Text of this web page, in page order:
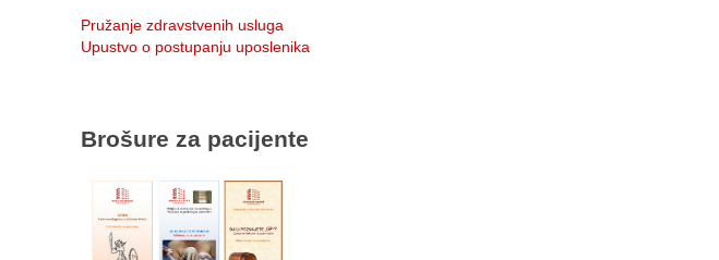
Pružanje zdravstvenih usluga
Upustvo o postupanju uposlenika
Brošure za pacijente